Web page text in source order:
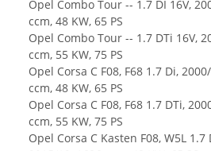
Opel Combo Tour -- 1.7 DI 16V,
ccm, 48 KW, 65 PS
Opel Combo Tour -- 1.7 DTi 16V,
ccm, 55 KW, 75 PS
Opel Corsa C F08, F68 1.7 Di,
ccm, 48 KW, 65 PS
Opel Corsa C F08, F68 1.7 DTi,
ccm, 55 KW, 75 PS
Opel Corsa C Kasten F08, W5L 1.7